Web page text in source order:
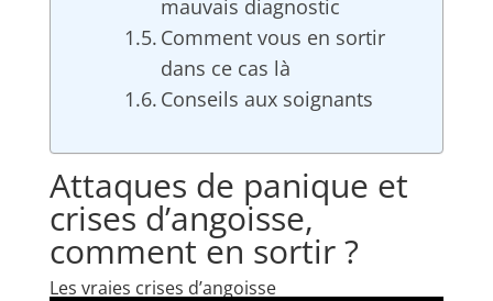
mauvais diagnostic
Comment vous en sortir
dans ce cas là
Conseils aux soignants
Attaques de panique et
crises d’angoisse,
comment en sortir ?
Les vraies crises d’angoisse